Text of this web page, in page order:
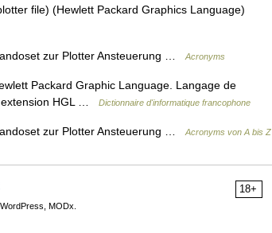
file) (Hewlett Packard Graphics Language)
zur Plotter Ansteuerung … Acronyms
Packard Graphic Language. Langage de
extension HGL …
Dictionnaire d'informatique francophone
zur Plotter Ansteuerung … Acronyms von A bis Z
18+
WordPress, MODx.